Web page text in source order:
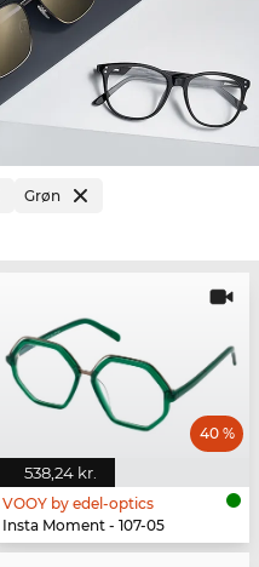
Grøn
538,24 kr.
40 %
VOOY by edel-optics
Insta Moment - 107-05